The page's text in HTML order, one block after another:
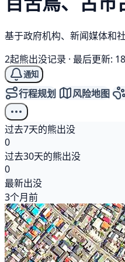
基于政府机构、新闻媒体和
2起熊出没记录 · 最后更新:
通知
行程规划 风险地图
过去7天的熊出没
0
过去30天的熊出没
0
最新出没
3个月前